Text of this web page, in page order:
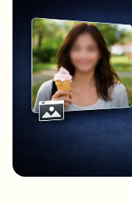
一次处理多个视频
联系表单
视频智能
批量背景移除